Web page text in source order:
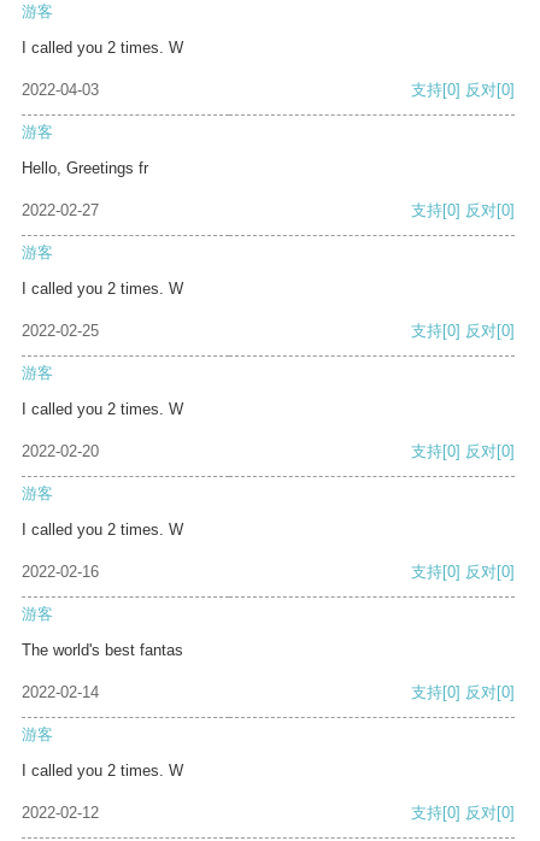
游客
I called you 2 times. W
2022-04-03 支持[0] 反对[0]
游客
Hello, Greetings fr
2022-02-27 支持[0] 反对[0]
游客
I called you 2 times. W
2022-02-25 支持[0] 反对[0]
游客
I called you 2 times. W
2022-02-20 支持[0] 反对[0]
游客
I called you 2 times. W
2022-02-16 支持[0] 反对[0]
游客
The world's best fantas
2022-02-14 支持[0] 反对[0]
游客
I called you 2 times. W
2022-02-12 支持[0] 反对[0]